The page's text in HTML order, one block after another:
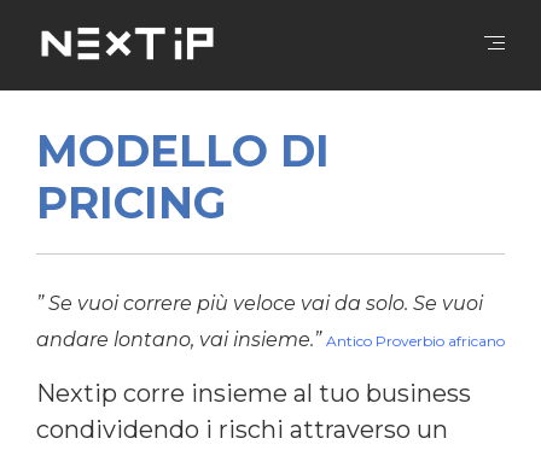
MODELLO DI
PRICING
” Se vuoi correre più veloce vai da solo. Se vuoi
andare lontano, vai insieme.” Antico Proverbio africano
Nextip corre insieme al tuo business
condividendo i rischi attraverso un